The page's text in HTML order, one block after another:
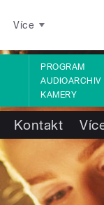
Více
PROGRAM
AUDIOARCHIV
KAMERY
Kontakt